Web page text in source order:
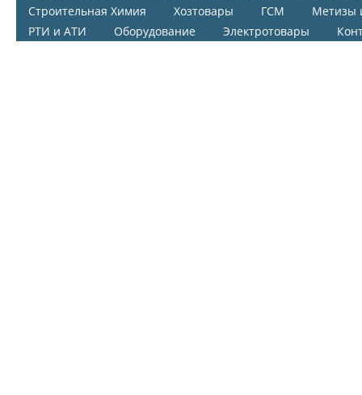
Строительная Химия
Хозтовары ГСМ
Метизы
РТИ и АТИ
Оборудование Электротовары